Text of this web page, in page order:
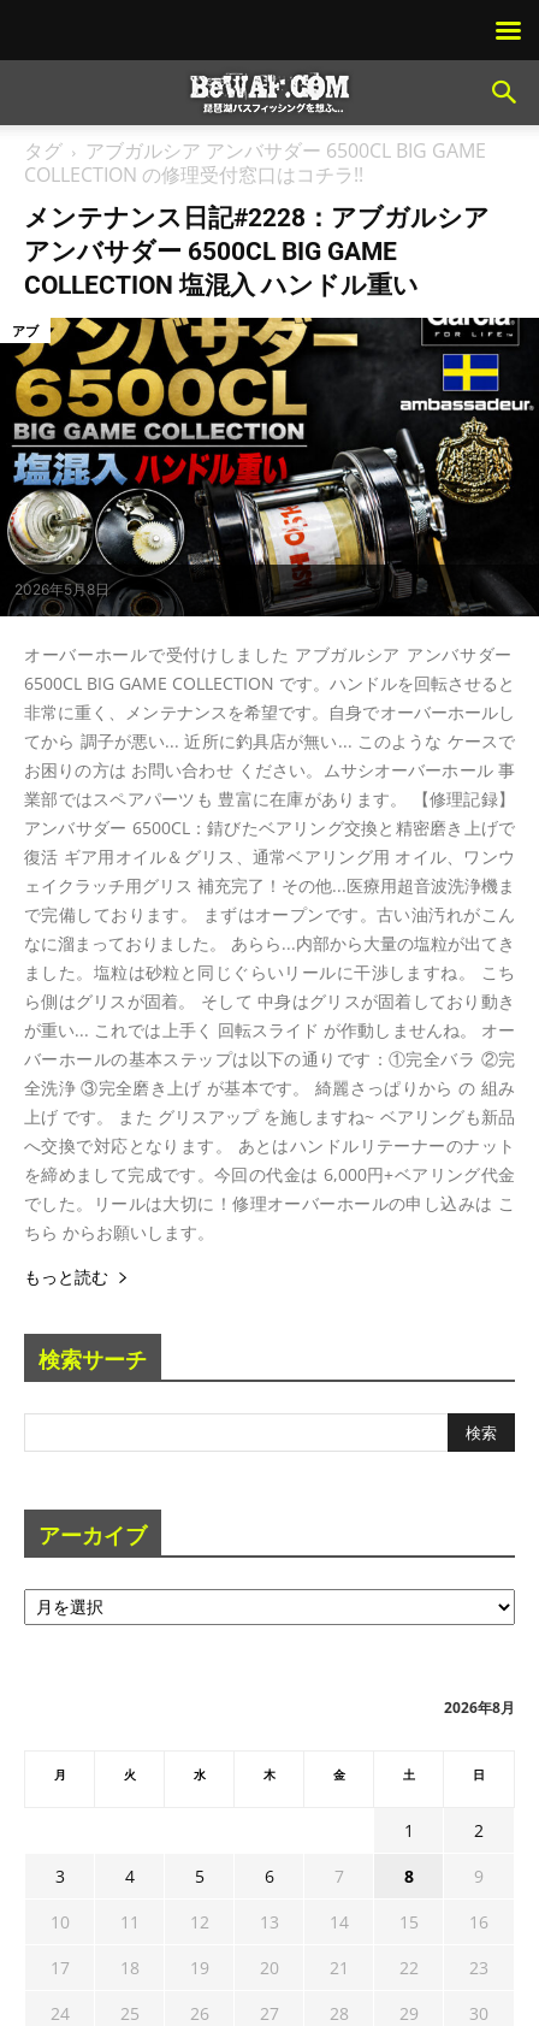
タグ
アブガルシア アンバサダー 6500CL BIG GAME
COLLECTION の修理受付窓口はコチラ!!
メンテナンス日記#2228：アブガルシア
アンバサダー 6500CL BIG GAME
COLLECTION 塩混入 ハンドル重い
2026年5月8日
アブ
オーバーホールで受付けしました アブガルシア アンバサダー
6500CL BIG GAME COLLECTION です。ハンドルを回転させると
非常に重く、メンテナンスを希望です。自身でオーバーホールし
てから 調子が悪い... 近所に釣具店が無い... このような ケースで
お困りの方は お問い合わせ ください。ムサシオーバーホール 事
業部ではスペアパーツも 豊富に在庫があります。 【修理記録】
アンバサダー 6500CL：錆びたベアリング交換と精密磨き上げで
復活 ギア用オイル＆グリス、通常ベアリング用 オイル、ワンウ
ェイクラッチ用グリス 補充完了！その他...医療用超音波洗浄機ま
で完備しております。 まずはオープンです。古い油汚れがこん
なに溜まっておりました。 あらら...内部から大量の塩粒が出てき
ました。塩粒は砂粒と同じぐらいリールに干渉しますね。 こち
ら側はグリスが固着。 そして 中身はグリスが固着しており動き
が重い... これでは上手く 回転スライド が作動しませんね。 オー
バーホールの基本ステップは以下の通りです：①完全バラ ②完
全洗浄 ③完全磨き上げ が基本です。 綺麗さっぱりから の 組み
上げ です。 また グリスアップ を施しますね~ ベアリングも新品
へ交換で対応となります。 あとはハンドルリテーナーのナット
を締めまして完成です。今回の代金は 6,000円+ベアリング代金
でした。リールは大切に！修理オーバーホールの申し込みは こ
ちら からお願いします。
もっと読む
検索サーチ
アーカイブ
ア
ー
2026年8月
月 火 水 木 金 土 日
1
2
3
4 5 6 7 8
9
10
11 12 13 14 15
16
17
18 19 20 21 22
23
24
25 26 27 28 29
30